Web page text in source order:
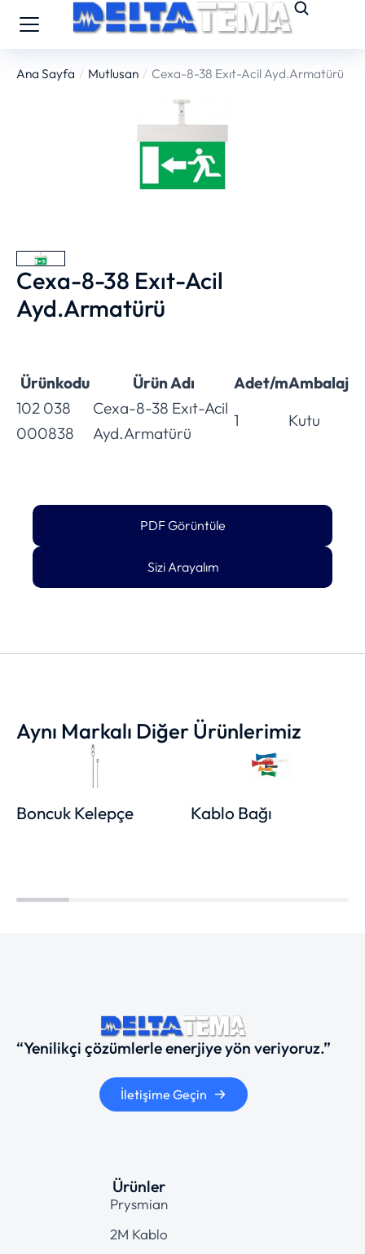
You are here:
Ana Sayfa Mutlusan Cexa-8-38 Exıt-Acil Ayd.Armatürü
Cexa-8-38 Exıt-Acil
Ayd.Armatürü
Ürünkodu Ürün Adı Adet/mAmbalaj
102 038
000838
Cexa-8-38 Exıt-Acil
Ayd.Armatürü
1 Kutu
PDF Görüntüle
Sizi Arayalım
Aynı Markalı Diğer Ürünlerimiz
Boncuk Kelepçe Kablo Bağı
“Yenilikçi çözümlerle enerjiye yön veriyoruz.”
İletişime Geçin
Ürünler
Prysmian
2M Kablo